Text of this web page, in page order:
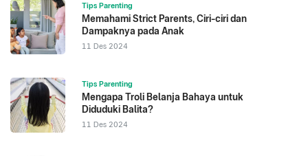
Tips Parenting
Memahami Strict Parents, Ciri-ciri dan
Dampaknya pada Anak
11 Des 2024
Tips Parenting
Mengapa Troli Belanja Bahaya untuk
Diduduki Balita?
11 Des 2024